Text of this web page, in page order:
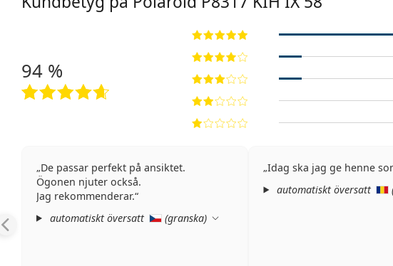
94 %
De passar perfekt på ansiktet.
Ögonen njuter också.
Jag rekommenderar.
automatiskt översatt
(granska)
Idag ska jag ge henne
automatiskt översatt